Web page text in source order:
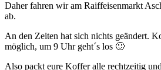
Daher fahren wir am Raiffeisenmarkt
ab.
An den Zeiten hat sich nichts geändert.
möglich, um 9 Uhr geht´s los 🙂
Also packt eure Koffer alle rechtzeitig